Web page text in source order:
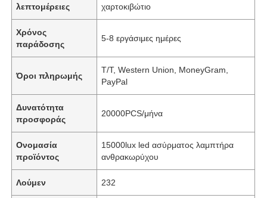
λεπτομέρειες
χαρτοκιβώτιο
Χρόνος
παράδοσης
5-8 εργάσιμες ημέρες
Όροι πληρωμής
Τ/Τ, Western Union, MoneyGram,
PayPal
Δυνατότητα
προσφοράς
20000PCS/μήνα
Ονομασία
προϊόντος
15000lux led ασύρματος λαμπτήρα
ανθρακωρύχου
Λούμεν 232